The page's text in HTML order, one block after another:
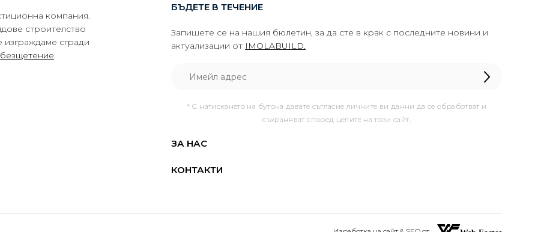
компания.
строителство
сгради
.
ЗА НАС
КОНТАКТИ
БЪДЕТЕ В ТЕЧЕНИЕ
Запишете се на нашия бюлетин, за да сте в крак с последните новини и
актуализации от IMOLABUILD.
* С натискането на бутона давате съгласие личните ви данни да се обработват и
съхраняват според целите на този сайт.